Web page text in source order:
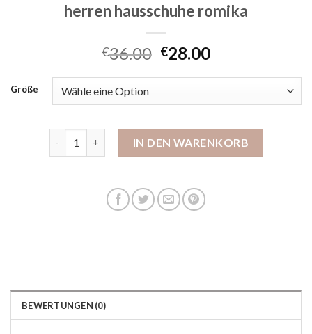
herren hausschuhe romika
€36.00 €28.00
Größe
IN DEN WARENKORB
BEWERTUNGEN (0)